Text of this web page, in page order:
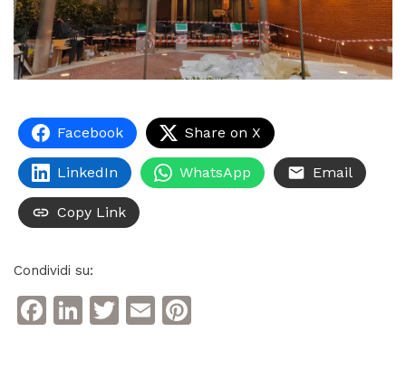
Facebook Share on X
LinkedIn WhatsApp Email
Copy Link
Condividi su:
F
Li T
E